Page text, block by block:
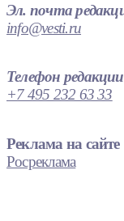
Эл. почта
info@vesti.ru
Телефон редакции
+7 495 232 63 33
Реклама на сайте
Росреклама